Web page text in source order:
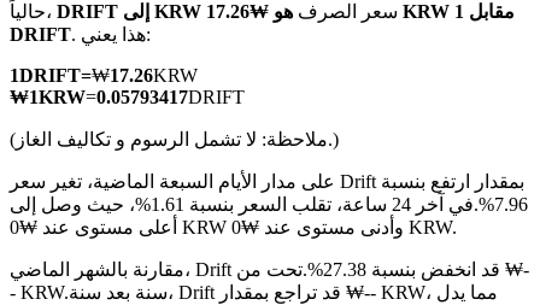
مشتقات الأسهم والعملات الأجنبية والمعادن الثمينة والسلع
العقود الآجلة USDC
حالياً، DRIFT إلى KRW سعر الصرف
هو ₩17.26 KRW مقابل 1
DRIFT
. هذا يعني:
1DRIFT=₩17.26KRW
₩1KRW=0.05793417DRIFT
(ملاحظة: لا تشمل الرسوم و تكاليف الغاز.)
على مدار الأيام السبعة الماضية، تغير سعر Drift بمقدار ارتفع بنسبة
7.96%.
في آخر 24 ساعة، تقلب السعر بنسبة 1.61%، حيث وصل إلى
أعلى مستوى عند ₩0 KRW وأدنى مستوى عند ₩0 KRW.
مقارنة بالشهر الماضي، Drift قد انخفض بنسبة 27.38%.تحت من ₩-
- KRW.سنة بعد سنة، Drift قد تراجع بمقدار ₩-- KRW، مما يدل